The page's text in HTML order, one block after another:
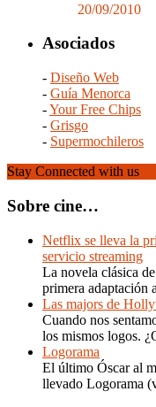
20/09/2010
Asociados
- Diseño Web
- Guía Menorca
-Your Free Chips
- Grisgo
- Supermochileros
Stay Connected with us
Sobre cine…
Netflix se lleva la
servicio streaming
La novela clásica
primera adaptación
Las majors de
Cuando nos
los mismos logos.
Logorama
El último Óscar al
llevado Logorama